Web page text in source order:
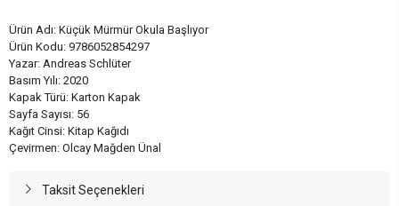
Ürün Adı: Küçük Mürmür Okula Başlıyor
Ürün Kodu: 9786052854297
Yazar: Andreas Schlüter
Basım Yılı: 2020
Kapak Türü: Karton Kapak
Sayfa Sayısı: 56
Kağıt Cinsi: Kitap Kağıdı
Çevirmen: Olcay Mağden Ünal
Taksit Seçenekleri